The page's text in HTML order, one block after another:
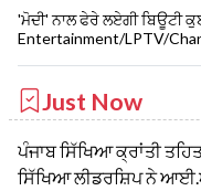
'ਮੋਦੀ' ਨਾਲ ਫੇਰੇ ਲਏਗੀ ਬਿਊਟੀ
Entertainment/LPTV/
Just Now
ਪੰਜਾਬ ਸਿੱਖਿਆ ਕ੍ਰਾਂਤੀ
ਸਿੱਖਿਆ ਲੀਡਰਸ਼ਿਪ ਨੇ